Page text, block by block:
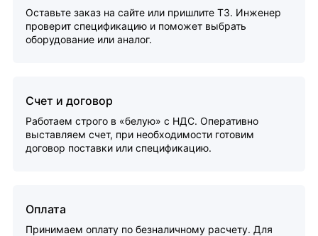
Оставьте заказ на сайте или пришлите ТЗ. Инженер
проверит спецификацию и поможет выбрать
оборудование или аналог.
Счет и договор
Работаем строго в «белую» с НДС. Оперативно
выставляем счет, при необходимости готовим
договор поставки или спецификацию.
Оплата
Принимаем оплату по безналичному расчету. Для